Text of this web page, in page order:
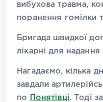
вибухова травма,
поранення гомілки
Бригада швидкої
лікарні для
Нагадаємо, кілька
завдали
по
Понятівці. Тоді